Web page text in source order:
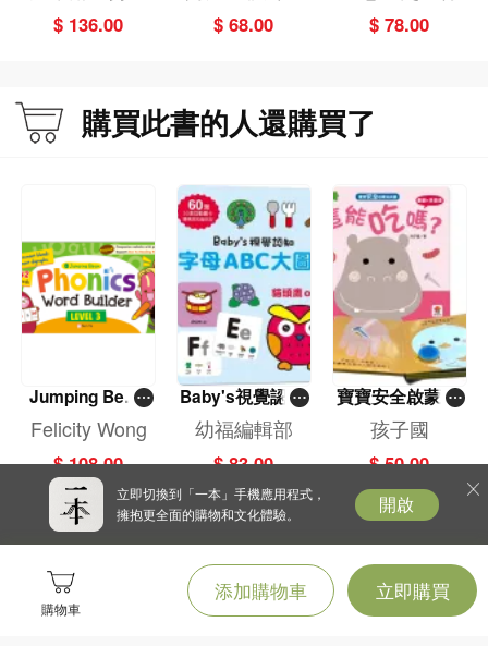
購物車
添加購物車 立即購買
[新雅．寶寶語文
館]
德,達恩．史麗
特
$ 136.00
說說看情境繪本
[新雅．寶寶語文
姆
$ 68.00 $ 78.00
購買此書的人還購買了
Jumping Bean
Phonics Word B
uilder Level 3 (S
un Ya Reading
Pen Edition)
Felicity Wong
$ 108.00
Baby's視覺認知
——字母ABC大
圖卡
幼福編輯部
$ 83.00
寶寶安全啟蒙玩
具書——這能吃
嗎？（翻翻＋拼
圖書）
孩子國
$ 50.00
立即切換到「一本」手機應用程式，
擁抱更全面的購物和文化體驗。
開啟